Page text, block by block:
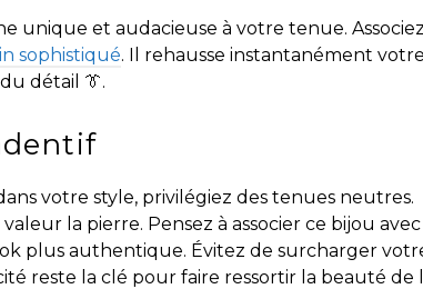
et audacieuse à votre tenue.
sophistiqué. Il rehausse instantanément
détail 👔.
votre style, privilégiez des tenues neutres.
la pierre. Pensez à associer ce bijou avec
plus authentique. Évitez de surcharger
reste la clé pour faire ressortir la beauté de